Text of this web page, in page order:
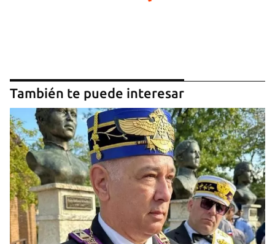
También te puede interesar